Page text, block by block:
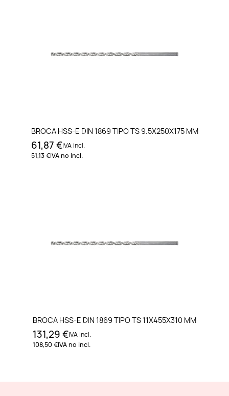
BROCA HSS-E DIN 1869 TIPO TS 9.5X250X175 MM
61,87 €IVA incl.
51,13 €IVA no incl.
BROCA HSS-E DIN 1869 TIPO TS 11X455X310 MM
131,29 €IVA incl.
108,50 €IVA no incl.